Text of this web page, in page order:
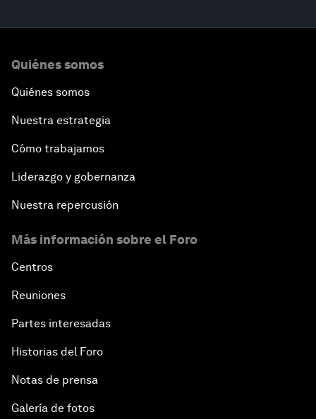
Quiénes somos
Quiénes somos
Nuestra estrategia
Cómo trabajamos
Liderazgo y gobernanza
Nuestra repercusión
Más información sobre el Foro
Centros
Reuniones
Partes interesadas
Historias del Foro
Notas de prensa
Galería de fotos